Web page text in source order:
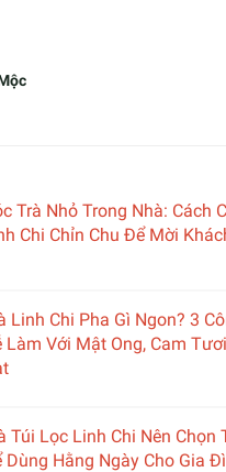
Trà Nhỏ Trong Nhà: Cách
Chi Chỉn Chu Để Mời
Linh Chi Pha Gì Ngon? 3
Làm Với Mật Ong, Cam
Túi Lọc Linh Chi Nên Chọn
Dùng Hằng Ngày Cho Gia